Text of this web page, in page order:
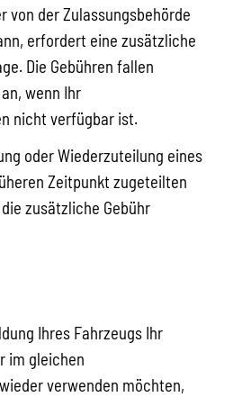
von der Zulassungsbehörde
erfordert eine zusätzliche
Die Gebühren fallen
wenn Ihr
nicht verfügbar ist.
oder Wiederzuteilung eines
Zeitpunkt zugeteilten
zusätzliche Gebühr
Ihres Fahrzeugs Ihr
im gleichen
verwenden möchten,